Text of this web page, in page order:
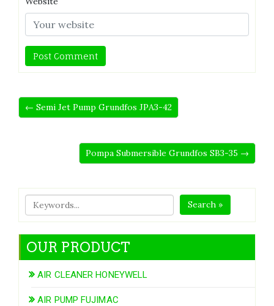
← Semi Jet Pump Grundfos JPA3-42
Pompa Submersible Grundfos SB3-35 →
Search »
OUR PRODUCT
AIR CLEANER HONEYWELL
AIR PUMP FUJIMAC